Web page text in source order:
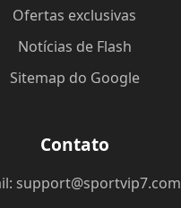
Ofertas exclusivas
Notícias de Flash
Sitemap do Google
Contato
support@sportvip7.com